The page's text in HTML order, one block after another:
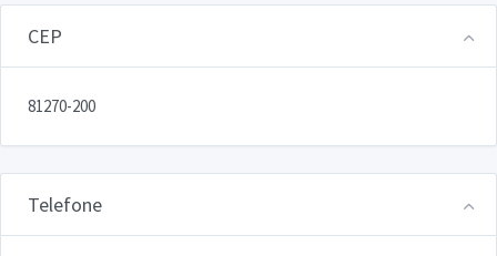
CEP
81270-200
Telefone